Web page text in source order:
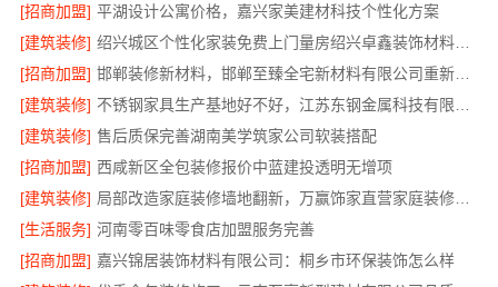
[招商加盟] 平湖设计公寓价格，嘉兴家美建材科技个性化方案
[建筑装修]
绍兴城区个性化家装免费上门量房绍兴卓鑫装饰材料有限公司
[招商加盟]
邯郸装修新材料，邯郸至臻全宅新材料有限公司重新定义品质
[建筑装修]
[建筑装修] 售后质保完善湖南美学筑家公司软装搭配
[招商加盟] 西咸新区全包装修报价中蓝建投透明无增项
[建筑装修]
局部改造家庭装修墙地翻新，万赢饰家直营家庭装修成本管控
[生活服务] 河南零百味零食店加盟服务完善
[招商加盟] 嘉兴锦居装饰材料有限公司：桐乡市环保装饰怎么样